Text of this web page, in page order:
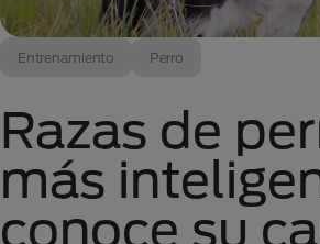
Entrenamiento Perro
Razas de
más
conoce su